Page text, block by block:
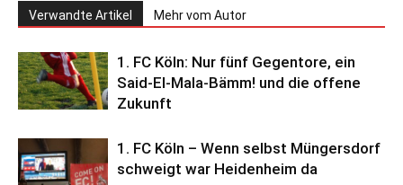
Verwandte Artikel Mehr vom Autor
1. FC Köln: Nur fünf Gegentore, ein
Said-El-Mala-Bämm! und die offene
Zukunft
1. FC Köln – Wenn selbst Müngersdorf
schweigt war Heidenheim da